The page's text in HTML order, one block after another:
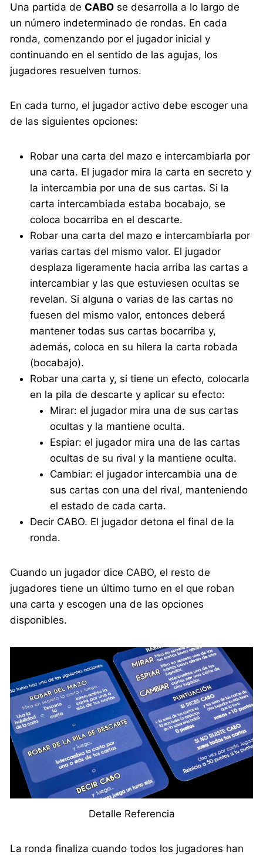
Una partida deCABO se desarrolla a lo largo de
un número indeterminado de rondas. En cada
ronda, comenzando por el jugador inicial y
continuando en el sentido de las agujas, los
jugadores resuelven turnos.
En cada turno, el jugador activo debe escoger una
de las siguientes opciones:
Robar una carta del mazo e intercambiarla por
una carta. El jugador mira la carta en secreto y
la intercambia por una de sus cartas. Si la
carta intercambiada estaba bocabajo, se
coloca bocarriba en el descarte.
Robar una carta del mazo e intercambiarla por
varias cartas del mismo valor. El jugador
desplaza ligeramente hacia arriba las cartas a
intercambiar y las que estuviesen ocultas se
revelan. Si alguna o varias de las cartas no
fuesen del mismo valor, entonces deberá
mantener todas sus cartas bocarriba y,
además, coloca en su hilera la carta robada
(bocabajo).
Robar una carta y, si tiene un efecto, colocarla
en la pila de descarte y aplicar su efecto:
Mirar: el jugador mira una de sus cartas
ocultas y la mantiene oculta.
Espiar: el jugador mira una de las cartas
ocultas de su rival y la mantiene oculta.
Cambiar: el jugador intercambia una de
sus cartas con una del rival, manteniendo
el estado de cada carta.
Decir CABO. El jugador detona el final de la
ronda.
Cuando un jugador dice CABO, el resto de
jugadores tiene un último turno en el que roban
una carta y escogen una de las opciones
disponibles.
Detalle Referencia
La ronda finaliza cuando todos los jugadores han